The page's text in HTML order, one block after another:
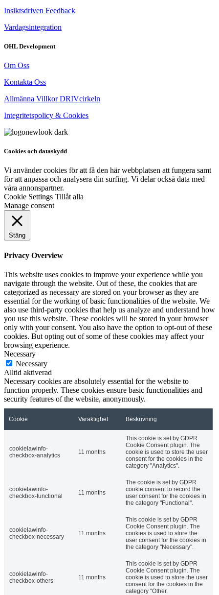
Insiktsdriven Feedback
Vardagsintegration
OHL Development
Om Oss
Kontakta Oss
Allmänna Villkor DRIVcirkeln
Integritetspolicy & Cookies
Cookies och dataskydd
Vi använder cookies för att få den här webbplatsen att fungera samt
för att anpassa och analysera din surfing. Vi delar också data med
våra annonspartner.
Cookie Settings Tillåt alla
Manage consent
Stäng
Privacy Overview
This website uses cookies to improve your experience while you
navigate through the website. Out of these, the cookies that are
categorized as necessary are stored on your browser as they are
essential for the working of basic functionalities of the website. We
also use third-party cookies that help us analyze and understand how
you use this website. These cookies will be stored in your browser
only with your consent. You also have the option to opt-out of these
cookies. But opting out of some of these cookies may affect your
browsing experience.
Necessary
Necessary
Alltid aktiverad
Necessary cookies are absolutely essential for the website to
function properly. These cookies ensure basic functionalities and
security features of the website, anonymously.
Cookie Varaktighet Beskrivning
cookielawinfo-
checkbox-analytics
11 months
This cookie is set by GDPR
Cookie Consent plugin. The
cookie is used to store the user
consent for the cookies in the
category "Analytics".
cookielawinfo-
checkbox-functional
11 months
The cookie is set by GDPR
cookie consent to record the
user consent for the cookies in
the category "Functional".
cookielawinfo-
checkbox-necessary
11 months
This cookie is set by GDPR
Cookie Consent plugin. The
cookies is used to store the
user consent for the cookies in
the category "Necessary".
cookielawinfo-
checkbox-others
11 months
This cookie is set by GDPR
Cookie Consent plugin. The
cookie is used to store the user
consent for the cookies in the
category "Other.